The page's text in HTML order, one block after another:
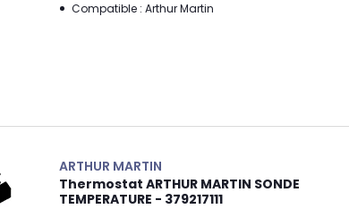
Compatible : Arthur Martin
ARTHUR MARTIN
Thermostat ARTHUR MARTIN SONDE
TEMPERATURE - 379217111